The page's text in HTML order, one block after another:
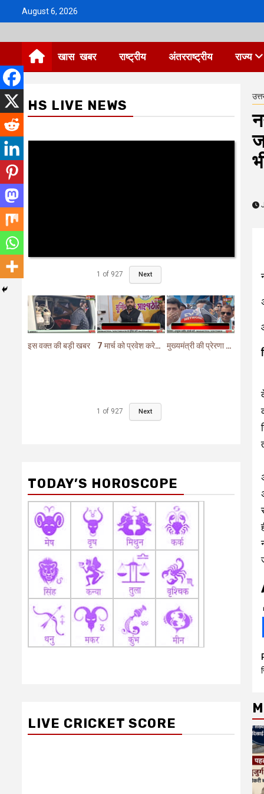
August 6, 2026
खास खबर राष्ट्रीय अंतरराष्ट्रीय राज्य
HS LIVE NEWS
1 of 927 Next
इस वक्त की बड़ी खबर 7 मार्च को प्रवेश करेगा मुर्शिदाबाद में बीजेपी का परिवर्तन यात्रा रथ मुख्यमंत्री की प्रेरणा से दो महत्वपूर्ण योजनाओं का हुआ शिलान्यास
1 of 927 Next
TODAY’S HOROSCOPE
LIVE CRICKET SCORE